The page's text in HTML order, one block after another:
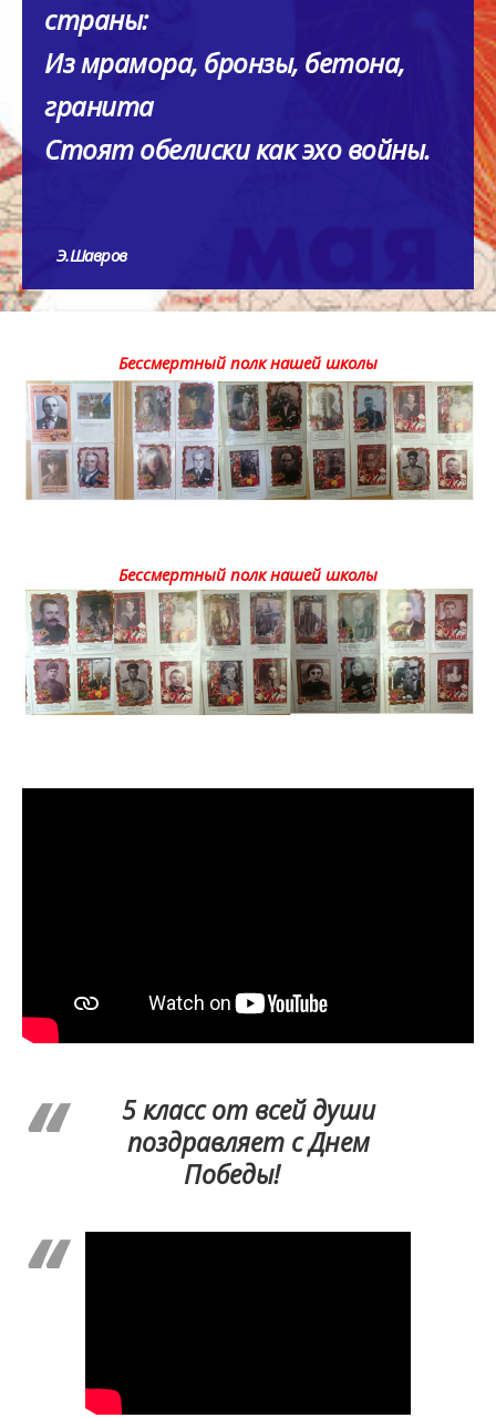
страны:
Из мрамора, бронзы, бетона,
гранита
Стоят обелиски как эхо войны.
Э.Шавров
Бессмертный полк нашей школы
Бессмертный полк нашей школы
5 класс от всей души
поздравляет с Днем
Победы!